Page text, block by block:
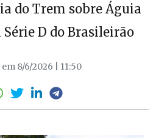
do Trem sobre Águia
D do Brasileirão
8/6/2026 | 11:50